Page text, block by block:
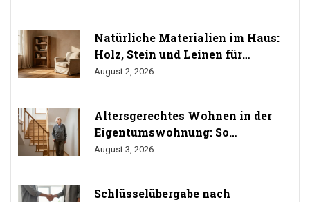
Natürliche Materialien im Haus:
Holz, Stein und Leinen für
gesundes Wohnen
August 2, 2026
Altersgerechtes Wohnen in der
Eigentumswohnung: So
durchsetzen Sie Ihr Umbaurecht
August 3, 2026
Schlüsselübergabe nach